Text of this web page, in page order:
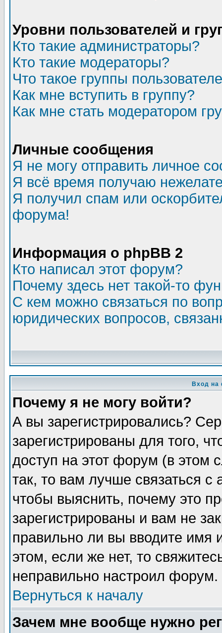
Уровни пользователей и
Кто такие администраторы?
Кто такие модераторы?
Что такое группы
Как мне вступить в группу?
Как мне стать модератором
Личные сообщения
Я не могу отправить личное
Я всё время получаю
Я получил спам или
форума!
Информация о phpBB 2
Кто написал этот форум?
Почему здесь нет такой-то
С кем можно связаться по
юридических вопросов,
Вход на
Почему я не могу войти?
А вы зарегистрировались?
зарегистрированы для того,
доступ на этот форум (в этом
так, то вам лучше связаться
чтобы выяснить, почему это
зарегистрированы и вам не
правильно ли вы вводите
этом, если же нет, то
неправильно настроил форум.
Вернуться к началу
Зачем мне вообще нужно